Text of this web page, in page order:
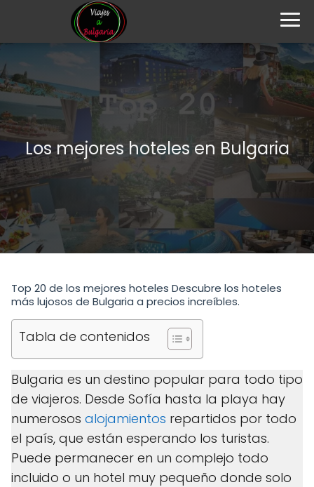
Los mejores hoteles en Bulgaria
Top 20 de los mejores hoteles Descubre los hoteles
más lujosos de Bulgaria a precios increíbles.
Tabla de contenidos
Bulgaria es un destino popular para todo tipo
de viajeros. Desde Sofía hasta la playa hay
numerosos alojamientos repartidos por todo
el país, que están esperando los turistas.
Puede permanecer en un complejo todo
incluido o un hotel muy pequeño donde solo